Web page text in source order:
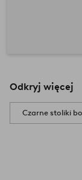
Odkryj więcej
Czarne stoliki